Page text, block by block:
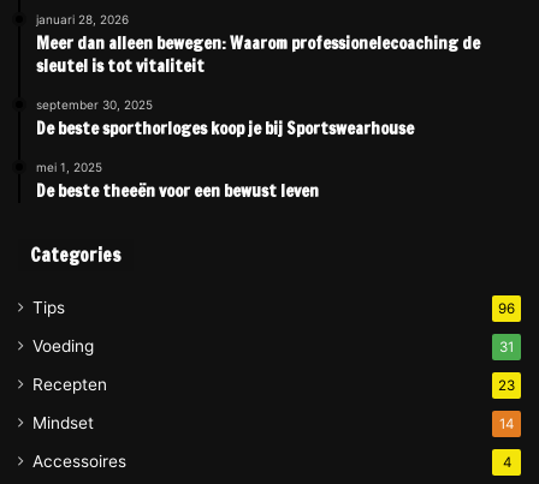
januari 28, 2026
Meer dan alleen bewegen: Waarom professionelecoaching de
sleutel is tot vitaliteit
september 30, 2025
De beste sporthorloges koop je bij Sportswearhouse
mei 1, 2025
De beste theeën voor een bewust leven
Categories
Tips 96
Voeding 31
Recepten 23
Mindset 14
Accessoires 4